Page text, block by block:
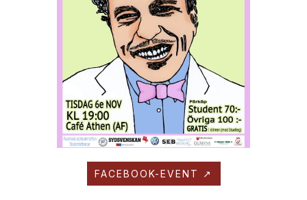
FACEBOOK-EVENT ↗